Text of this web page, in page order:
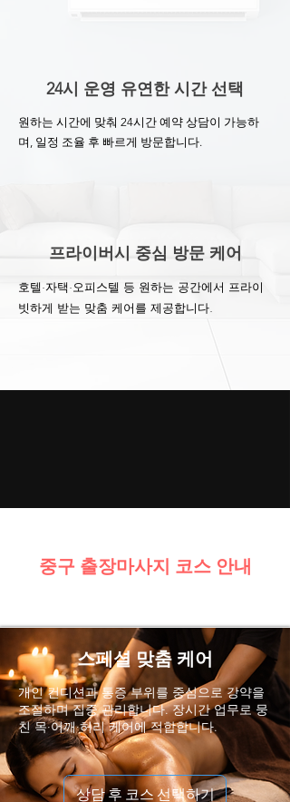
24시 운영 유연한 시간 선택
원하는 시간에 맞춰 24시간 예약 상담이 가능하
며, 일정 조율 후 빠르게 방문합니다.
프라이버시 중심 방문 케어
호텔·자택·오피스텔 등 원하는 공간에서 프라이
빗하게 받는 맞춤 케어를 제공합니다.
중구 출장마사지 코스 안내
스페셜 맞춤 케어
개인 컨디션과 통증 부위를 중심으로 강약을
조절하며 집중 관리합니다. 장시간 업무로 뭉
친 목·어깨·허리 케어에 적합합니다.
상담 후 코스 선택하기